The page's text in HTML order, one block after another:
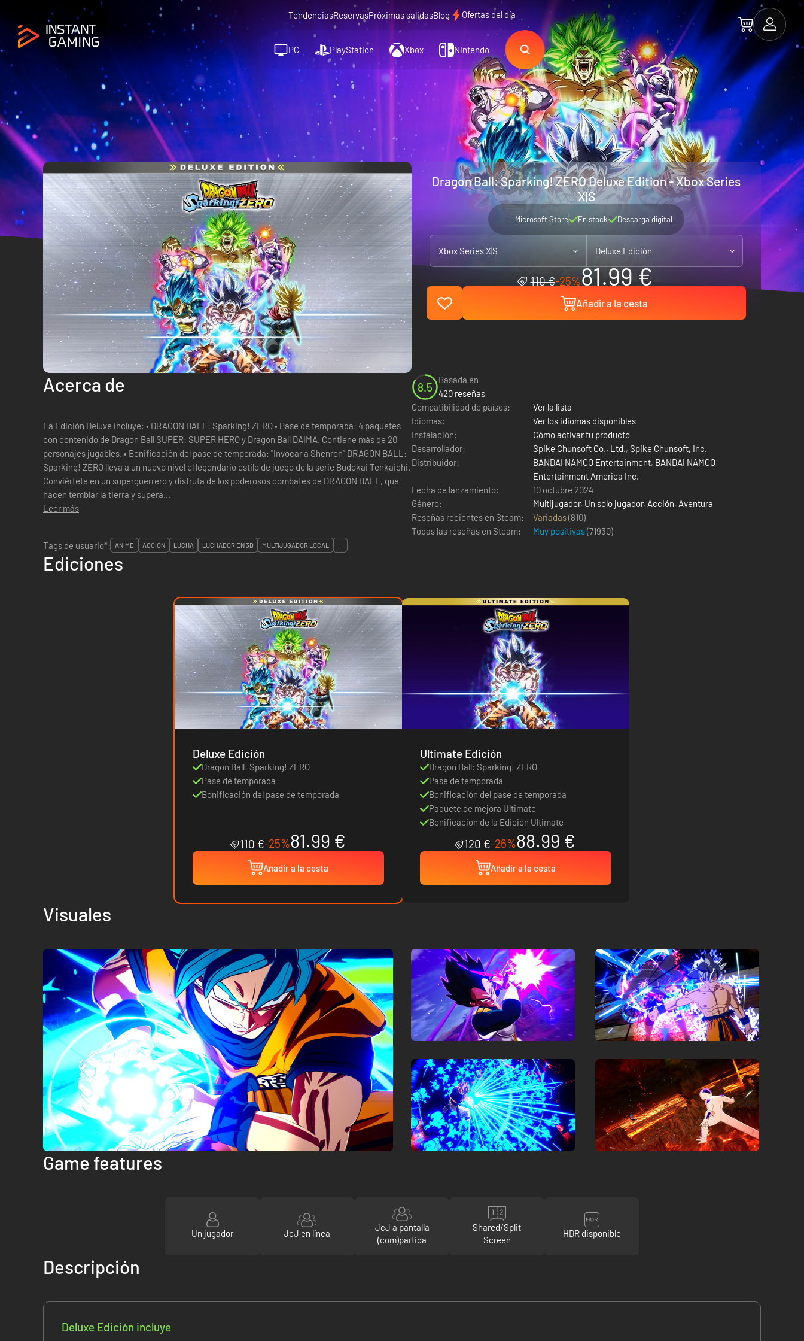
TendenciasReservasPróximas salidasBlog Ofertas del día
PC PlayStation Xbox Nintendo
Dragon Ball: Sparking! ZERO Deluxe Edition - Xbox Series
X|S
Microsoft Store En stock Descarga digital
Xbox Series X|S Deluxe Edición
110 €-25%81.99 €
Añadir a la cesta
Acerca de
La Edición Deluxe incluye: • DRAGON BALL: Sparking! ZERO • Pase de temporada: 4 paquetes
con contenido de Dragon Ball SUPER: SUPER HERO y Dragon Ball DAIMA. Contiene más de 20
personajes jugables. • Bonificación del pase de temporada: "Invocar a Shenron" DRAGON BALL:
Sparking! ZERO lleva a un nuevo nivel el legendario estilo de juego de la serie Budokai Tenkaichi.
Conviértete en un superguerrero y disfruta de los poderosos combates de DRAGON BALL, que
hacen temblar la tierra y supera...
Leer más
8.5
Basada en
420 reseñas
Compatibilidad de países:
Ver la lista
Idiomas:
Ver los idiomas disponibles
Instalación:
Cómo activar tu producto
Desarrollador:
Spike Chunsoft Co., Ltd., Spike Chunsoft, Inc.
Distribuidor:
BANDAI NAMCO Entertainment, BANDAI NAMCO
Entertainment America Inc.
Fecha de lanzamiento:
10 octubre 2024
Género:
Multijugador, Un solo jugador, Acción, Aventura
Reseñas recientes en Steam:
Variadas(810)
Todas las reseñas en Steam:
Muy positivas(71930)
Tags de usuario*:
ANIME ACCIÓN LUCHA LUCHADOR EN 3D MULTIJUGADOR LOCAL ...
Ediciones
Deluxe Edición
Dragon Ball: Sparking! ZERO
Pase de temporada
Bonificación del pase de temporada
110 €-25%81.99 €
Añadir a la cesta
Ultimate Edición
Dragon Ball: Sparking! ZERO
Pase de temporada
Bonificación del pase de temporada
Paquete de mejora Ultimate
Bonificación de la Edición Ultimate
120 €-26%88.99 €
Añadir a la cesta
Visuales
Game features
Un jugador JcJ en línea
JcJ a pantalla
(com)partida
Shared/Split
Screen
HDR disponible
Descripción
Deluxe Edición incluye